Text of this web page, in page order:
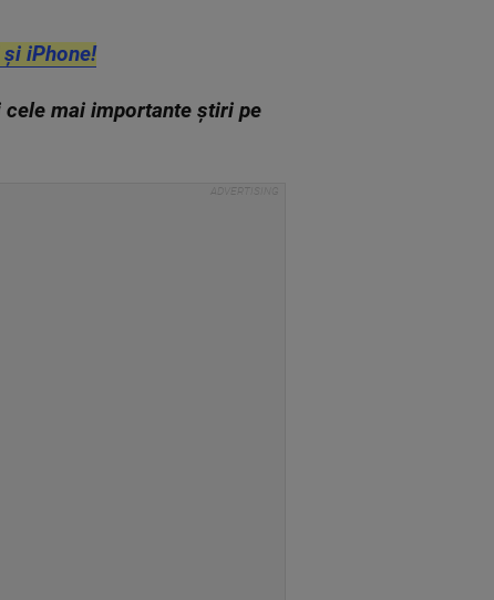
iPhone!
mai importante știri pe